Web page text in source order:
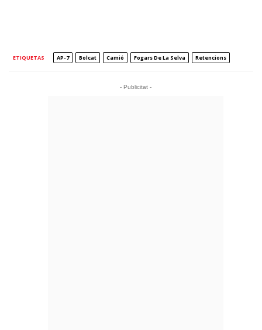
ETIQUETAS AP-7 Bolcat Camió Fogars De La Selva Retencions
- Publicitat -